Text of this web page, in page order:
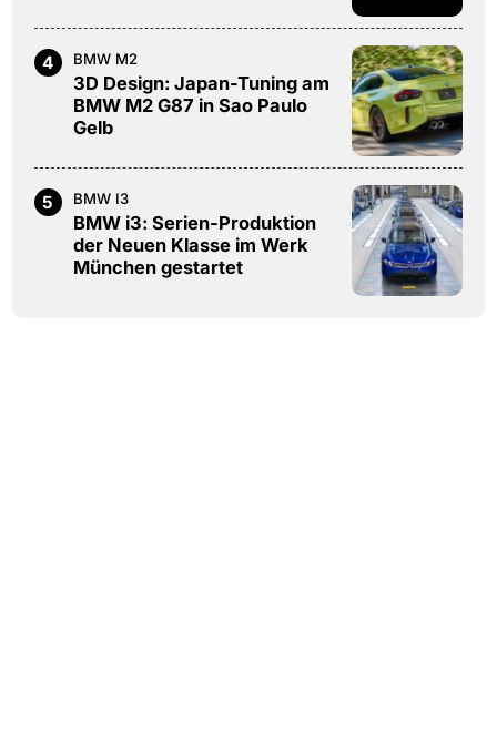
4 BMW M2
3D Design: Japan-Tuning am
BMW M2 G87 in Sao Paulo
Gelb
5 BMW I3
BMW i3: Serien-Produktion
der Neuen Klasse im Werk
München gestartet